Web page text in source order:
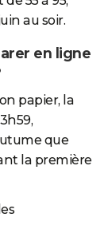
au soir.
en ligne
papier, la
que
la première